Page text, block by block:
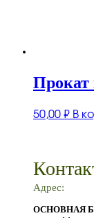
Прокат
50,00 ₽ В
Адрес:
ОСНОВНАЯ